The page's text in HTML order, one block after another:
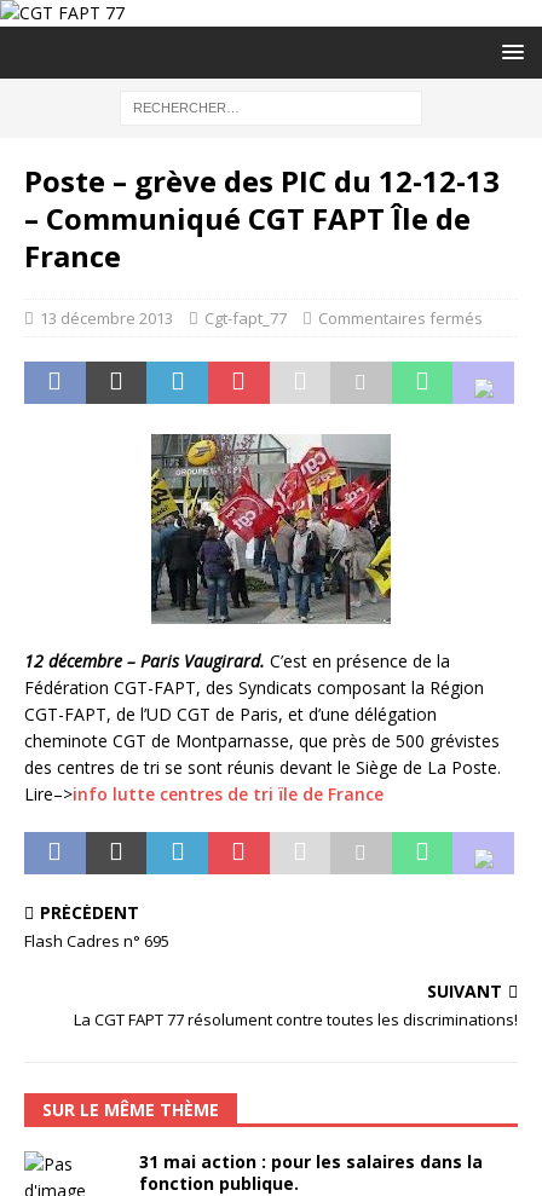
Poste – grève des PIC du 12-12-13
– Communiqué CGT FAPT Île de
France
13 décembre 2013 Cgt-fapt_77 Commentaires fermés
12 décembre – Paris Vaugirard. C’est en présence de la
Fédération CGT-FAPT, des Syndicats composant la Région
CGT-FAPT, de l’UD CGT de Paris, et d’une délégation
cheminote CGT de Montparnasse, que près de 500 grévistes
des centres de tri se sont réunis devant le Siège de La Poste.
Lire–>info lutte centres de tri ïle de France
PRÉCÉDENT
Flash Cadres n° 695
SUIVANT
La CGT FAPT 77 résolument contre toutes les discriminations!
SUR LE MÊME THÈME
31 mai action : pour les salaires dans la
fonction publique.